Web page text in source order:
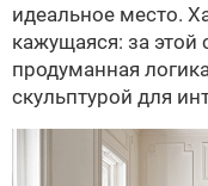
идеальное место.
кажущаяся: за
продуманная
скульптурой для